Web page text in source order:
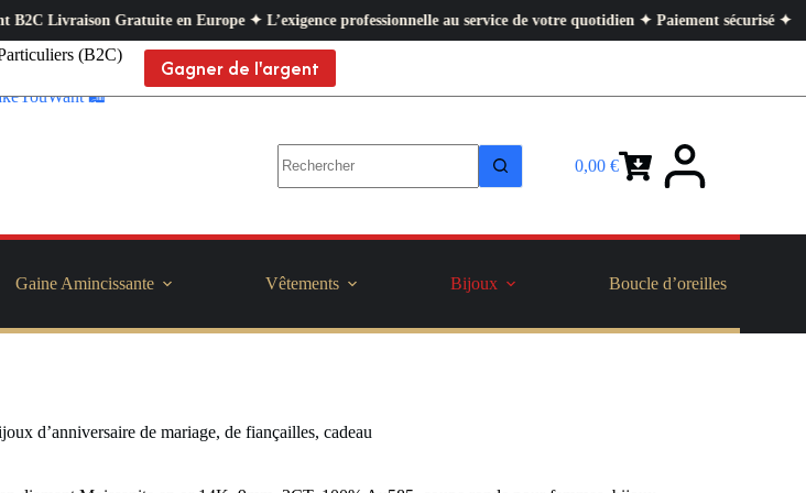
Gratuite en Europe ✦ L’exigence professionnelle au service de votre quotidien ✦ Paiement sécurisé ✦ Retours
(B2C) Gagner de l'argent
Panier
0,00 €
Gaine Amincissante Vêtements Bijoux Boucle d’oreilles
d’anniversaire de mariage, de fiançailles, cadeau